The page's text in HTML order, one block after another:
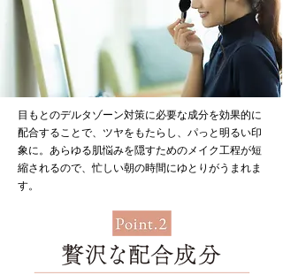
目もとのデルタゾーン対策に必要な成分を効果的に
配合することで、ツヤをもたらし、パっと明るい印
象に。あらゆる肌悩みを隠すためのメイク工程が短
縮されるので、忙しい朝の時間にゆとりがうまれま
す。